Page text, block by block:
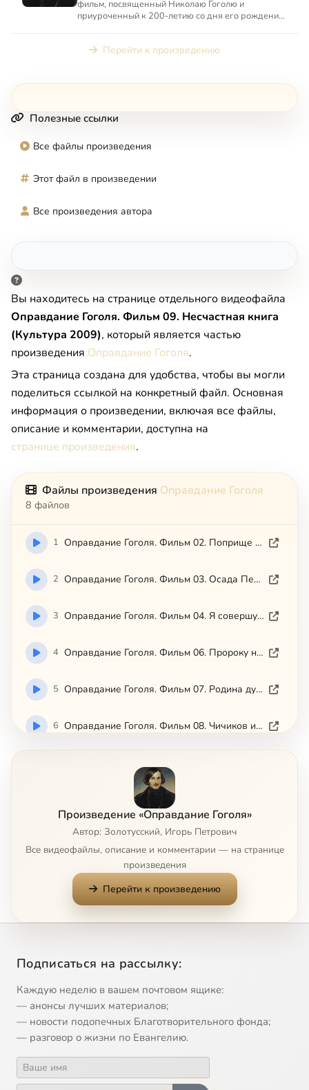
фильм, посвященный Николаю Гоголю и
приуроченный к 200-летию со дня его рождения.
Перейти к произведению
Полезные ссылки
Все файлы произведения
Этот файл в произведении
Все произведения автора
Вы находитесь на странице отдельного видеофайла
Оправдание Гоголя. Фильм 09. Несчастная книга
(Культура 2009), который является частью
произведения Оправдание Гоголя.
Эта страница создана для удобства, чтобы вы могли
поделиться ссылкой на конкретный файл. Основная
информация о произведении, включая все файлы,
описание и комментарии, доступна на
странице произведения.
Файлы произведения Оправдание Гоголя
8 файлов
1 Оправдание Гоголя. Фильм 02. Поприще (Культура 2009)
2 Оправдание Гоголя. Фильм 03. Осада Петербурга (Культура 2009)
3 Оправдание Гоголя. Фильм 04. Я совершу (Культура 2009)
4 Оправдание Гоголя. Фильм 06. Пророку нет славы в отчизне (Культура 2009)
5 Оправдание Гоголя. Фильм 07. Родина души (Культура 2009)
6 Оправдание Гоголя. Фильм 08. Чичиков и другие (Культура 2009)
Произведение «Оправдание Гоголя»
Автор: Золотусский, Игорь Петрович
Все видеофайлы, описание и комментарии — на странице
произведения
Перейти к произведению
Подписаться на рассылку:
Каждую неделю в вашем почтовом ящике:
— анонсы лучших материалов;
— новости подопечных Благотворительного фонда;
— разговор о жизни по Евангелию.